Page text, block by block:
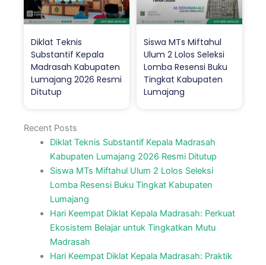
Diklat Teknis
Substantif Kepala
Madrasah Kabupaten
Lumajang 2026 Resmi
Ditutup
Siswa MTs Miftahul
Ulum 2 Lolos Seleksi
Lomba Resensi Buku
Tingkat Kabupaten
Lumajang
Recent Posts
Diklat Teknis Substantif Kepala Madrasah
Kabupaten Lumajang 2026 Resmi Ditutup
Siswa MTs Miftahul Ulum 2 Lolos Seleksi
Lomba Resensi Buku Tingkat Kabupaten
Lumajang
Hari Keempat Diklat Kepala Madrasah: Perkuat
Ekosistem Belajar untuk Tingkatkan Mutu
Madrasah
Hari Keempat Diklat Kepala Madrasah: Praktik